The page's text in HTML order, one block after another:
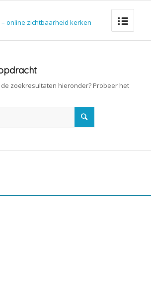
zoekresultaten hieronder? Probeer het